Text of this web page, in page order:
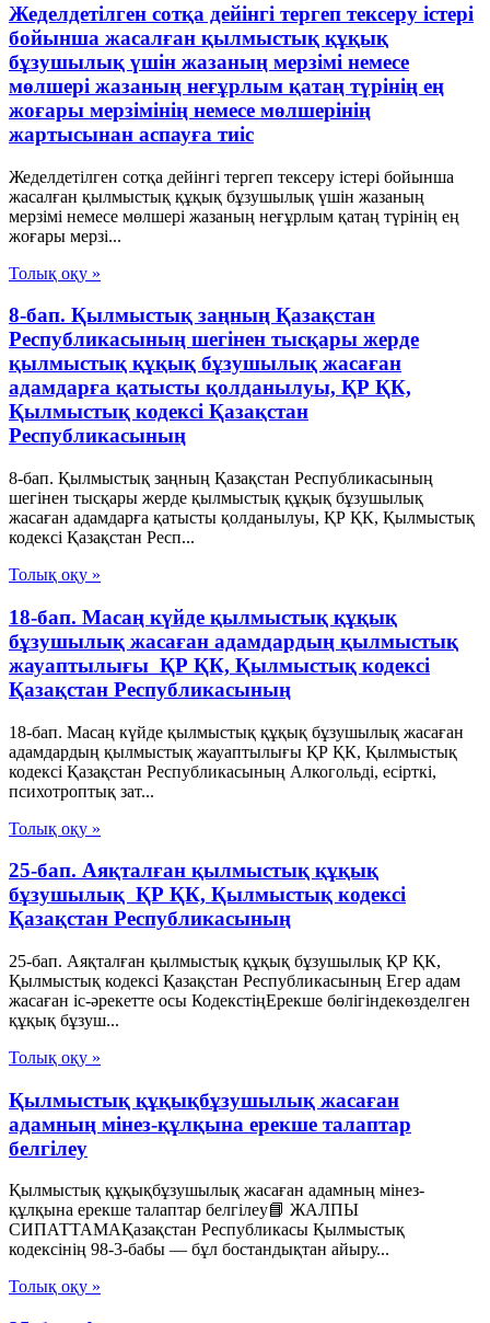
Жеделдетілген сотқа дейінгі тергеп тексеру істері
бойынша жасалған қылмыстық құқық
бұзушылық үшін жазаның мерзімі немесе
мөлшері жазаның неғұрлым қатаң түрінің ең
жоғары мерзімінің немесе мөлшерінің
жартысынан аспауға тиіс
Жеделдетілген сотқа дейінгі тергеп тексеру істері бойынша
жасалған қылмыстық құқық бұзушылық үшін жазаның
мерзімі немесе мөлшері жазаның неғұрлым қатаң түрінің ең
жоғары мерзі...
Толық оқу »
8-бап. Қылмыстық заңның Қазақстан
Республикасының шегiнен тысқары жерде
қылмыстық құқық бұзушылық жасаған
адамдарға қатысты қолданылуы, ҚР ҚК,
Қылмыстық кодексi Қазақстан
Республикасының
8-бап. Қылмыстық заңның Қазақстан Республикасының
шегiнен тысқары жерде қылмыстық құқық бұзушылық
жасаған адамдарға қатысты қолданылуы, ҚР ҚК, Қылмыстық
кодексi Қазақстан Респ...
Толық оқу »
18-бап. Масаң күйде қылмыстық құқық
бұзушылық жасаған адамдардың қылмыстық
жауаптылығы ҚР ҚК, Қылмыстық кодексi
Қазақстан Республикасының
18-бап. Масаң күйде қылмыстық құқық бұзушылық жасаған
адамдардың қылмыстық жауаптылығы ҚР ҚК, Қылмыстық
кодексi Қазақстан Республикасының Алкогольдi, есiрткi,
психотроптық зат...
Толық оқу »
25-бап. Аяқталған қылмыстық құқық
бұзушылық ҚР ҚК, Қылмыстық кодексi
Қазақстан Республикасының
25-бап. Аяқталған қылмыстық құқық бұзушылық ҚР ҚК,
Қылмыстық кодексi Қазақстан Республикасының Егер адам
жасаған іс-әрекетте осы КодекстіңЕрекше бөлігіндекөзделген
құқық бұзуш...
Толық оқу »
Қылмыстық құқықбұзушылық жасаған
адамның мінез-құлқына ерекше талаптар
белгілеу
Қылмыстық құқықбұзушылық жасаған адамның мінез-
құлқына ерекше талаптар белгілеу📘 ЖАЛПЫ
СИПАТТАМАҚазақстан Республикасы Қылмыстық
кодексінің 98-3-бабы — бұл бостандықтан айыру...
Толық оқу »